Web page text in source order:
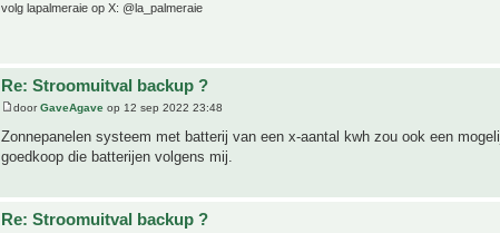
volg lapalmeraie op X: @la_palmeraie
Re: Stroomuitval backup ?
doorGaveAgave op 12 sep 2022 23:48
Zonnepanelen systeem met batterij van een x-aantal kwh zou ook een
goedkoop die batterijen volgens mij.
Re: Stroomuitval backup ?